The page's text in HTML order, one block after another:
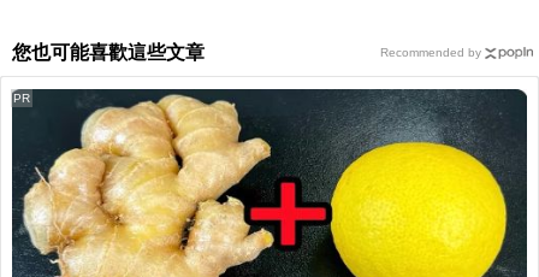
您也可能喜歡這些文章
PR
Recommended by